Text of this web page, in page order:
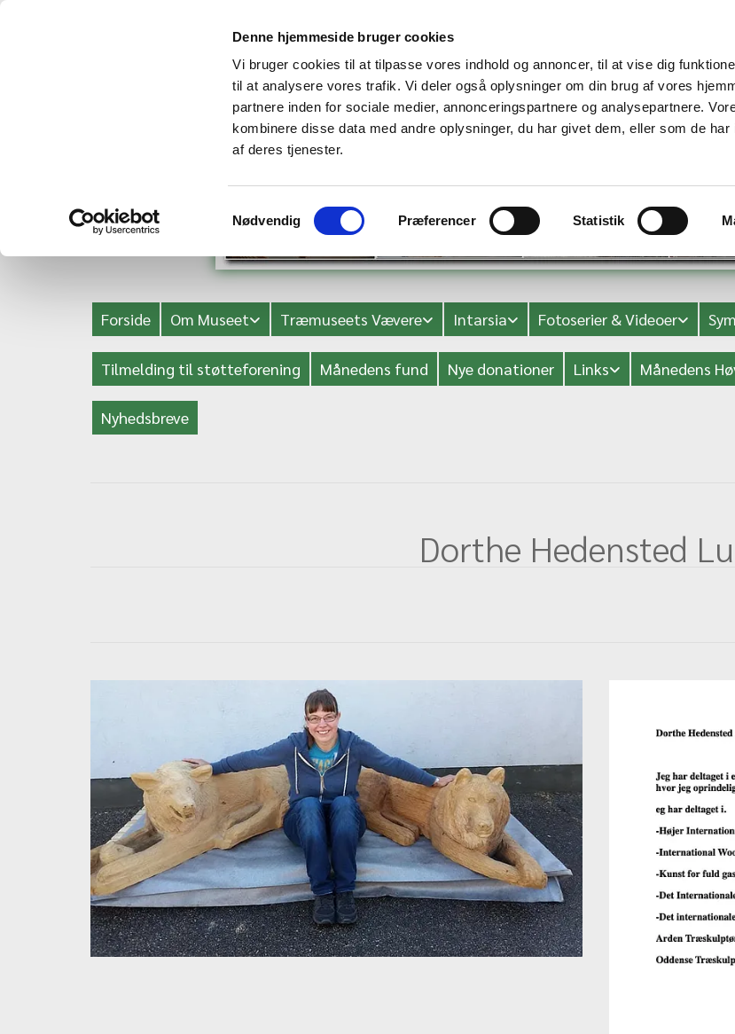
Denne hjemmeside bruger cookies
Vi bruger cookies til at tilpasse vores indhold og annoncer, til at vise dig
til at analysere vores trafik. Vi deler også oplysninger om din brug af vores
partnere inden for sociale medier, annonceringspartnere og analysepartnere.
kombinere disse data med andre oplysninger, du har givet dem, eller som de
af deres tjenester.
Nødvendig Præferencer Statistik
Forside Om Museet Træmuseets Vævere Intarsia Fotoserier & Videoer
Tilmelding til støtteforening Månedens fund Nye donationer Links Månedens
Nyhedsbreve
Dorthe Hedensted